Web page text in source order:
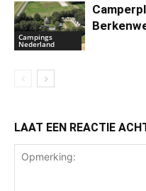
Campings
Nederland
LAAT EEN REACTIE